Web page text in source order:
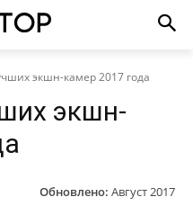
экшн-камер 2017 года
экшн-
Обновлено: Август 2017